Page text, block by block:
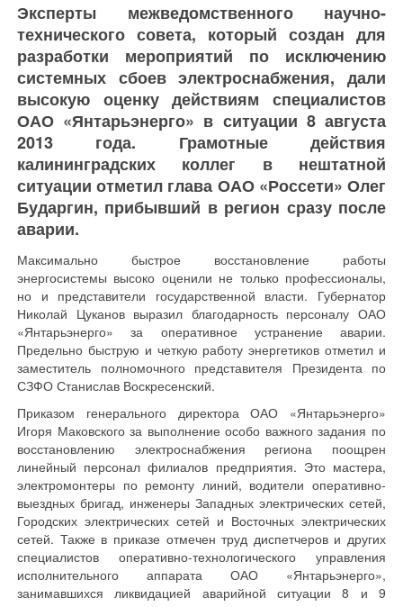
Эксперты межведомственного научно-
технического совета, который создан для
разработки мероприятий по исключению
системных сбоев электроснабжения, дали
высокую оценку действиям специалистов
ОАО «Янтарьэнерго» в ситуации 8 августа
2013 года. Грамотные действия
калининградских коллег в нештатной
ситуации отметил глава ОАО «Россети» Олег
Бударгин, прибывший в регион сразу после
аварии.
Максимально быстрое восстановление работы
энергосистемы высоко оценили не только профессионалы,
но и представители государственной власти. Губернатор
Николай Цуканов выразил благодарность персоналу ОАО
«Янтарьэнерго» за оперативное устранение аварии.
Предельно быструю и четкую работу энергетиков отметил и
заместитель полномочного представителя Президента по
СЗФО Станислав Воскресенский.
Приказом генерального директора ОАО «Янтарьэнерго»
Игоря Маковского за выполнение особо важного задания по
восстановлению электроснабжения региона поощрен
линейный персонал филиалов предприятия. Это мастера,
электромонтеры по ремонту линий, водители оперативно-
выездных бригад, инженеры Западных электрических сетей,
Городских электрических сетей и Восточных электрических
сетей. Также в приказе отмечен труд диспетчеров и других
специалистов оперативно-технологического управления
исполнительного аппарата ОАО «Янтарьэнерго»,
занимавшихся ликвидацией аварийной ситуации 8 и 9